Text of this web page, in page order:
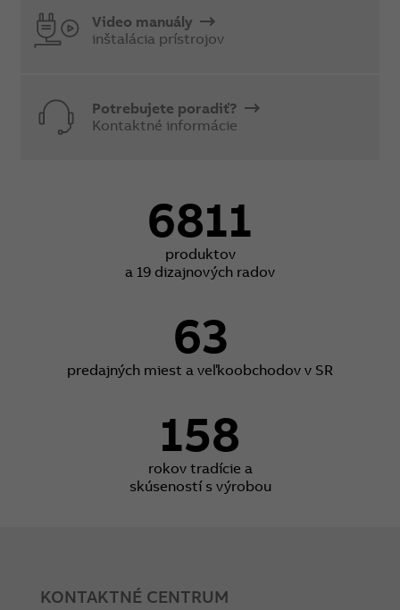
Video manuály
inštalácia prístrojov
Potrebujete poradiť?
Kontaktné informácie
6811
produktov
a 19 dizajnových radov
63
predajných miest a veľkoobchodov v SR
158
rokov tradície a
skúseností s výrobou
KONTAKTNÉ CENTRUM